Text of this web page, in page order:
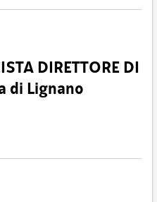
DIRETTORE DI
di Lignano